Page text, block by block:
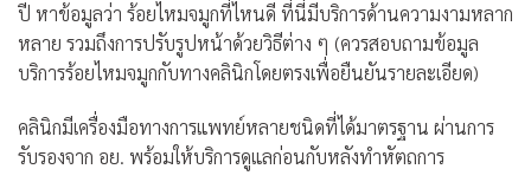
ปี หาข้อมูลว่า ร้อยไหมจมูกที่ไหนดี ที่นี่มีบริการด้านความงามหลาก
หลาย รวมถึงการปรับรูปหน้าด้วยวิธีต่าง ๆ (ควรสอบถามข้อมูล
บริการร้อยไหมจมูกกับทางคลินิกโดยตรงเพื่อยืนยันรายละเอียด)
คลินิกมีเครื่องมือทางการแพทย์หลายชนิดที่ได้มาตรฐาน ผ่านการ
รับรองจาก อย. พร้อมให้บริการดูแลก่อนกับหลังทำหัตถการ